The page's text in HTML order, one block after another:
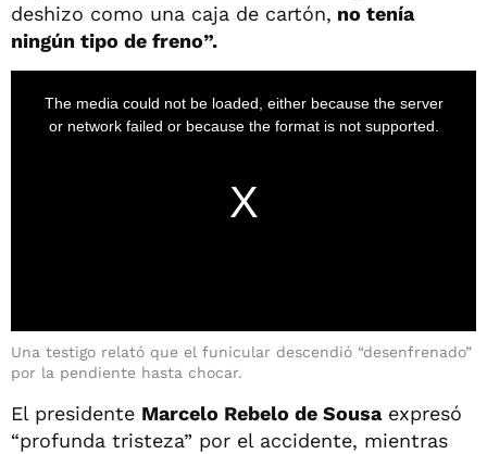
deshizo como una caja de cartón, no tenía
ningún tipo de freno”.
Una testigo relató que el funicular descendió “desenfrenado”
por la pendiente hasta chocar.
El presidente Marcelo Rebelo de Sousaexpresó
“profunda tristeza” por el accidente, mientras